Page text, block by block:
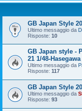
GB Japan Style
Ultimo messaggio da
Risposte: 10
GB Japan style -
21 1/48-Hasegawa
Ultimo messaggio da
Risposte: 117
GB Japan Style
Ultimo messaggio da
Risposte: 93